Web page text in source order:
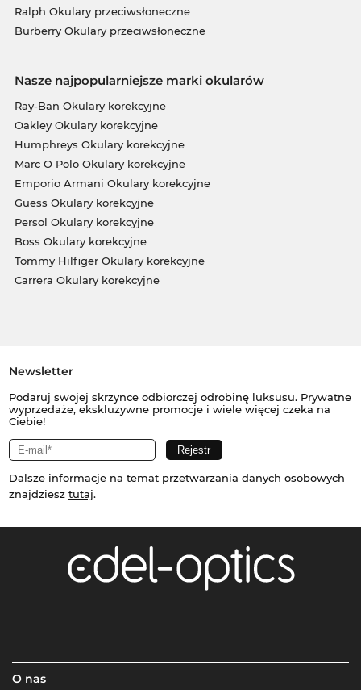
Ralph Okulary przeciwsłoneczne
Burberry Okulary przeciwsłoneczne
Nasze najpopularniejsze marki okularów
Ray-Ban Okulary korekcyjne
Oakley Okulary korekcyjne
Humphreys Okulary korekcyjne
Marc O Polo Okulary korekcyjne
Emporio Armani Okulary korekcyjne
Guess Okulary korekcyjne
Persol Okulary korekcyjne
Boss Okulary korekcyjne
Tommy Hilfiger Okulary korekcyjne
Carrera Okulary korekcyjne
Newsletter
Podaruj swojej skrzynce odbiorczej odrobinę luksusu. Prywatne
wyprzedaże, ekskluzywne promocje i wiele więcej czeka na
Ciebie!
Dalsze informacje na temat przetwarzania danych osobowych
znajdziesz tutaj.
O nas